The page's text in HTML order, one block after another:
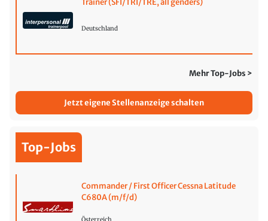
Deutschland
Mehr Top-Jobs >
Jetzt eigene Stellenanzeige schalten
Top-Jobs
Commander / First Officer Cessna Latitude
C680A (m/f/d)